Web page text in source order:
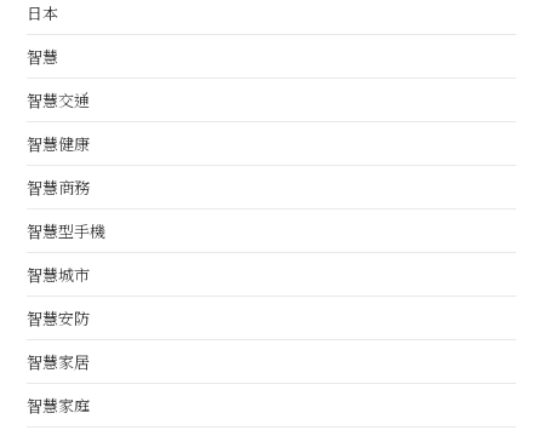
日本
智慧
智慧交通
智慧健康
智慧商務
智慧型手機
智慧城市
智慧安防
智慧家居
智慧家庭